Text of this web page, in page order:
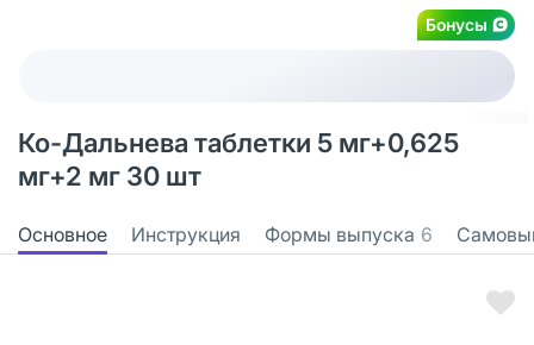
Бонусы
Ко-Дальнева таблетки 5 мг+0,625
мг+2 мг 30 шт
Основное Инструкция Формы выпуска 6